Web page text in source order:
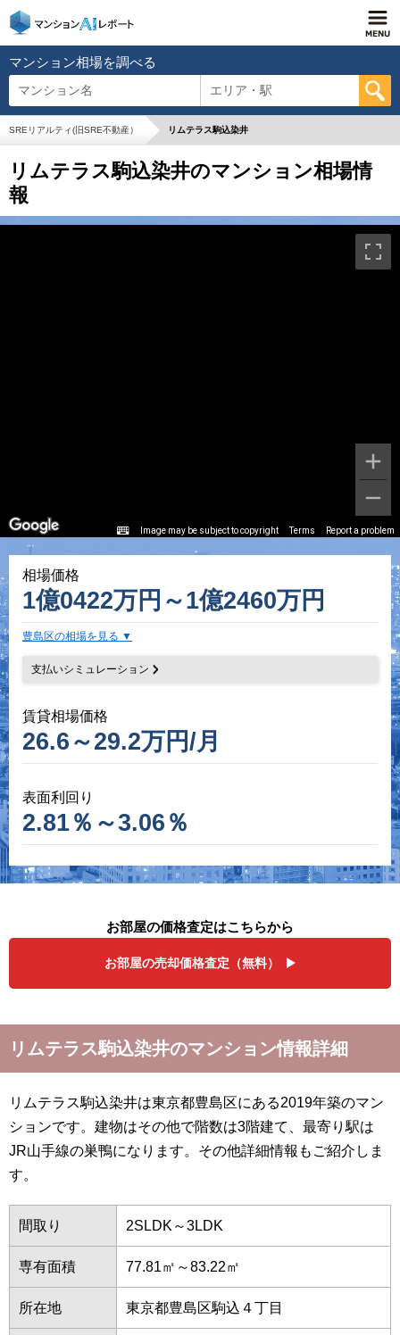
マンション相場を調べる
マンション名 エリア・駅
SREリアルティ(旧SRE不動産） リムテラス駒込染井
リムテラス駒込染井のマンション相場情
報
相場価格
1億0422万円～1億2460万円
豊島区の相場を見る
支払いシミュレーション
賃貸相場価格
26.6～29.2万円/月
表面利回り
2.81％～3.06％
Image may be subject to copyright Terms Report a problem
お部屋の価格査定はこちらから
お部屋の売却価格査定（無料）
リムテラス駒込染井のマンション情報詳細
リムテラス駒込染井は東京都豊島区にある2019年築のマン
ションです。建物はその他で階数は3階建て、最寄り駅は
JR山手線の巣鴨になります。その他詳細情報もご紹介しま
す。
間取り 2SLDK～3LDK
専有面積 77.81㎡～83.22㎡
所在地 東京都豊島区駒込４丁目